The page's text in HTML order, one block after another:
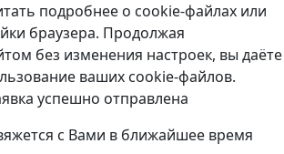
подробнее о cookie-файлах или
браузера. Продолжая
без изменения настроек, вы даёте
ваших cookie-файлов.
успешно отправлена
с Вами в ближайшее время